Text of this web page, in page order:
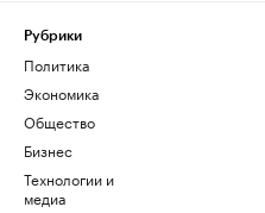
Рубрики
Политика
Экономика
Общество
Бизнес
Технологии и
медиа